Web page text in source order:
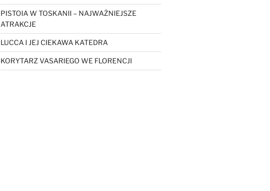
PISTOIA W TOSKANII – NAJWAŻNIEJSZE
ATRAKCJE
LUCCA I JEJ CIEKAWA KATEDRA
KORYTARZ VASARIEGO WE FLORENCJI